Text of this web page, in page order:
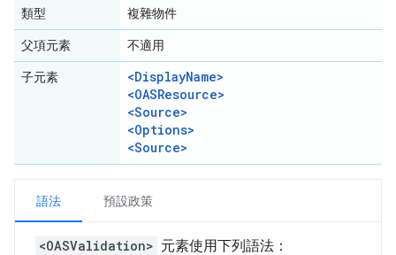
類型 複雜物件
父項元素 不適用
子元素
<DisplayName>
<OASResource>
<Source>
<Options>
<Source>
語法 預設政策
<OASValidation> 元素使用下列語法：